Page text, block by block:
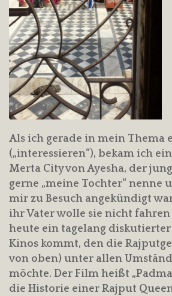
Als ich gerade in mein Thema
(„interessieren“), bekam ich
Merta City von Ayesha, der
gerne „meine Tochter“ nenne
mir zu Besuch angekündigt
ihr Vater wolle sie nicht fahren
heute ein tagelang
Kinos kommt, den die
von oben) unter allen
möchte. Der Film heißt
die Historie einer Rajput